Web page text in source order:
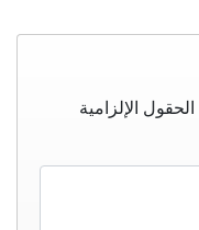
الحقول الإلزامية